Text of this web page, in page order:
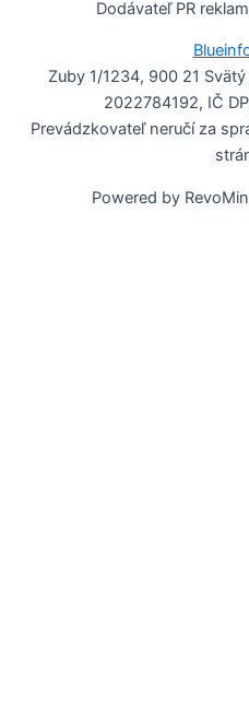
Dodávateľ PR
Zuby 1/1234, 900 21
2022784192, IČ
Prevádzkovateľ neručí za
Powered by